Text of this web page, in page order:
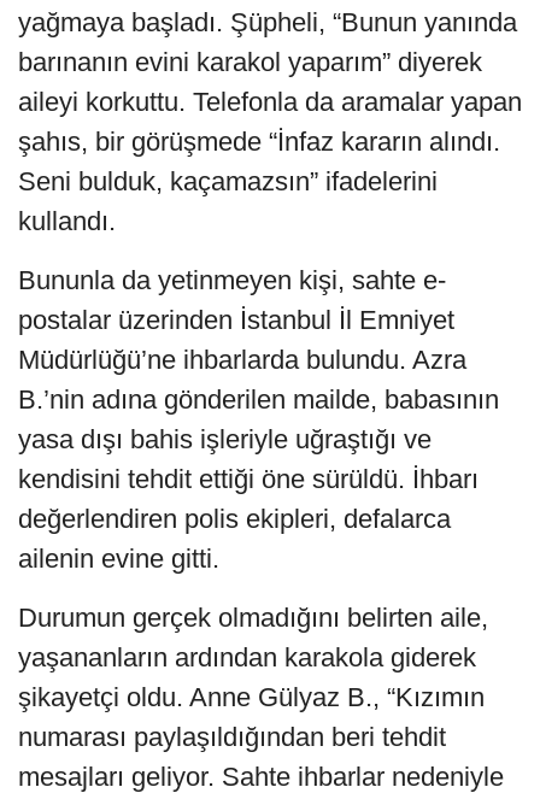
yağmaya başladı. Şüpheli, “Bunun yanında
barınanın evini karakol yaparım” diyerek
aileyi korkuttu. Telefonla da aramalar yapan
şahıs, bir görüşmede “İnfaz kararın alındı.
Seni bulduk, kaçamazsın” ifadelerini
kullandı.
Bununla da yetinmeyen kişi, sahte e-
postalar üzerinden İstanbul İl Emniyet
Müdürlüğü’ne ihbarlarda bulundu. Azra
B.’nin adına gönderilen mailde, babasının
yasa dışı bahis işleriyle uğraştığı ve
kendisini tehdit ettiği öne sürüldü. İhbarı
değerlendiren polis ekipleri, defalarca
ailenin evine gitti.
Durumun gerçek olmadığını belirten aile,
yaşananların ardından karakola giderek
şikayetçi oldu. Anne Gülyaz B., “Kızımın
numarası paylaşıldığından beri tehdit
mesajları geliyor. Sahte ihbarlar nedeniyle